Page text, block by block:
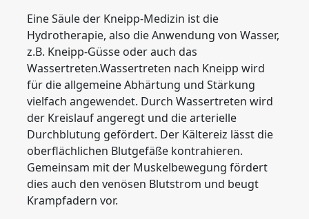
Eine Säule der Kneipp-Medizin ist die
Hydrotherapie, also die Anwendung von Wasser,
z.B. Kneipp-Güsse oder auch das
Wassertreten.Wassertreten nach Kneipp wird
für die allgemeine Abhärtung und Stärkung
vielfach angewendet. Durch Wassertreten wird
der Kreislauf angeregt und die arterielle
Durchblutung gefördert. Der Kältereiz lässt die
oberflächlichen Blutgefäße kontrahieren.
Gemeinsam mit der Muskelbewegung fördert
dies auch den venösen Blutstrom und beugt
Krampfadern vor.